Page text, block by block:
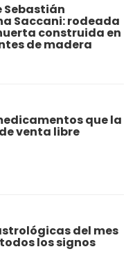
Sebastián
Saccani: rodeada
construida en
de madera
que la
venta libre
del mes
los signos